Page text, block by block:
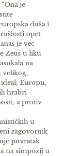
je
duša i
opet
je već
Zeus u liku
na
velikog,
Europu,
hrabri
a protiv
u
zagovornik
povratak
na simpozij u